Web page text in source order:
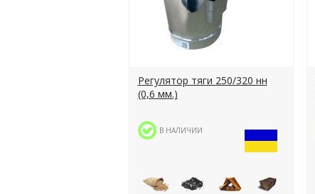
Регулятор тяги 250/320 нн
(0,6 мм.)
В НАЛИЧИИ